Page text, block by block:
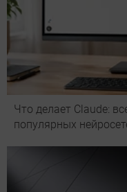
Что делает Сlaude:
популярных